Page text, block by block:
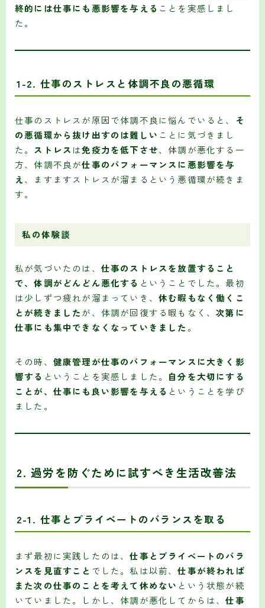
終的には仕事にも悪影響を与える ことを実感しまし
た。
1-2. 仕事のストレスと体調不良の悪循環
仕事のストレスが原因で体調不良に悩んでいると、
そ
の悪循環から抜け出すのは難しい ことに気づきまし
た。 ストレス は免疫力を低下させ、体調が悪化する一
方、体調不良が仕事のパフォーマンスに悪影響を与
え、ますますストレスが溜まるという悪循環が続きま
す。
私の体験談
私が気づいたのは、 仕事のストレスを放置すること
で、体調がどんどん悪化する ということでした。最初
は少しずつ疲れが溜まっていき、 休む暇もなく働くこ
とが続きましたが、体調が回復する暇もなく、次第に
仕事にも集中できなくなっていきました 。
その時、 健康管理が仕事のパフォーマンスに大きく影
響する ということを実感しました。 自分を大切にする
ことが、仕事にも良い影響を与える ということを学び
ました。
2. 過労を防ぐために試すべき生活改善法
2-1. 仕事とプライベートのバランスを取る
まず最初に実践したのは、仕事とプライベートのバラ
ンスを見直すこと でした。私は以前、仕事が終われば
また次の仕事のことを考えて休めない という状態が続
いていました。しかし、体調が悪化してからは、仕事